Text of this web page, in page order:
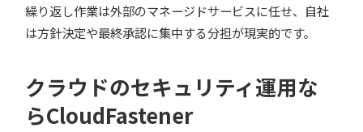
繰り返し作業は外部のマネージドサービスに任せ、自社
は方針決定や最終承認に集中する分担が現実的です。
クラウドのセキュリティ運用な
らCloudFastener